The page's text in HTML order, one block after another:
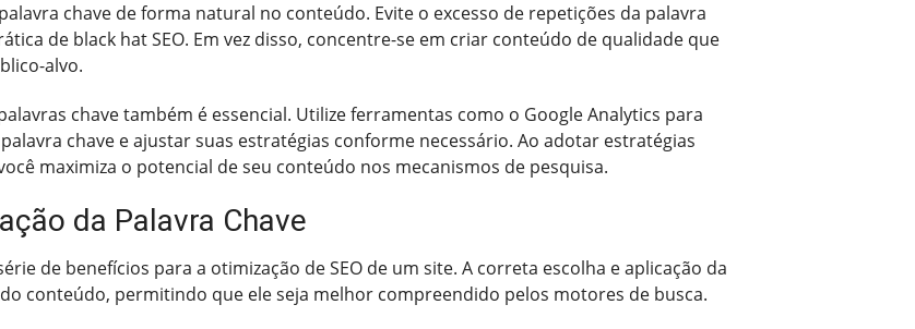
chave de forma natural no conteúdo. Evite o excesso de repetições da palavra
de black hat SEO. Em vez disso, concentre-se em criar conteúdo de qualidade que
alvo.
chave também é essencial. Utilize ferramentas como o Google Analytics para
chave e ajustar suas estratégias conforme necessário. Ao adotar estratégias
maximiza o potencial de seu conteúdo nos mecanismos de pesquisa.
da Palavra Chave
de benefícios para a otimização de SEO de um site. A correta escolha e aplicação da
conteúdo, permitindo que ele seja melhor compreendido pelos motores de busca.